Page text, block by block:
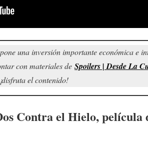
una inversión importante económica e
con materiales de Spoilers | Desde La
el contenido!
Contra el Hielo,película